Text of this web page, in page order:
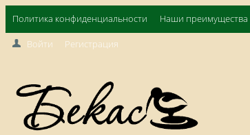
Политика конфиденциальности Наши преимущества
Войти Регистрация